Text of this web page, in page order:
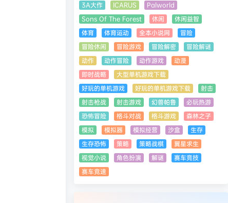
3A大作 ICARUS
Palworld
Sons Of The Forest
休闲
休闲益智
体育
体育运动 全本小说网
冒险
冒险休闲
冒险游戏 冒险解密
冒险解谜
动作
动作冒险 动作游戏
动漫
即时战略
大型单机游戏下载
好玩的单机游戏
好玩的单机游戏下载
射击
射击枪战
射击游戏 幻兽帕鲁
必玩热游
恐怖冒险
格斗对战 格斗游戏
森林之子
模拟
模拟器 模拟经营 沙盒
生存
生存恐怖
策略 策略战棋
翼星求生
视觉小说
角色扮演 解谜
赛车竞技
赛车竞速